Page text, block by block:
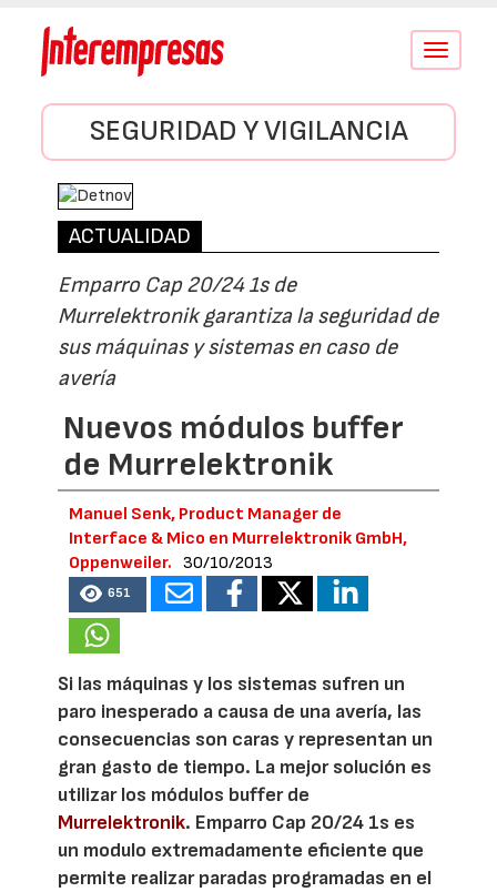
Conmutar
SEGURIDAD Y VIGILANCIA
ACTUALIDAD
Emparro Cap 20/24 1s de
Murrelektronik garantiza la seguridad de
sus máquinas y sistemas en caso de
avería
Nuevos módulos buffer
de Murrelektronik
Manuel Senk, Product Manager de
Interface & Mico en Murrelektronik GmbH,
Oppenweiler.
30/10/2013
651
Si las máquinas y los sistemas sufren un
paro inesperado a causa de una avería, las
consecuencias son caras y representan un
gran gasto de tiempo. La mejor solución es
utilizar los módulos buffer de
Murrelektronik. Emparro Cap 20/24 1s es
un modulo extremadamente eficiente que
permite realizar paradas programadas en el